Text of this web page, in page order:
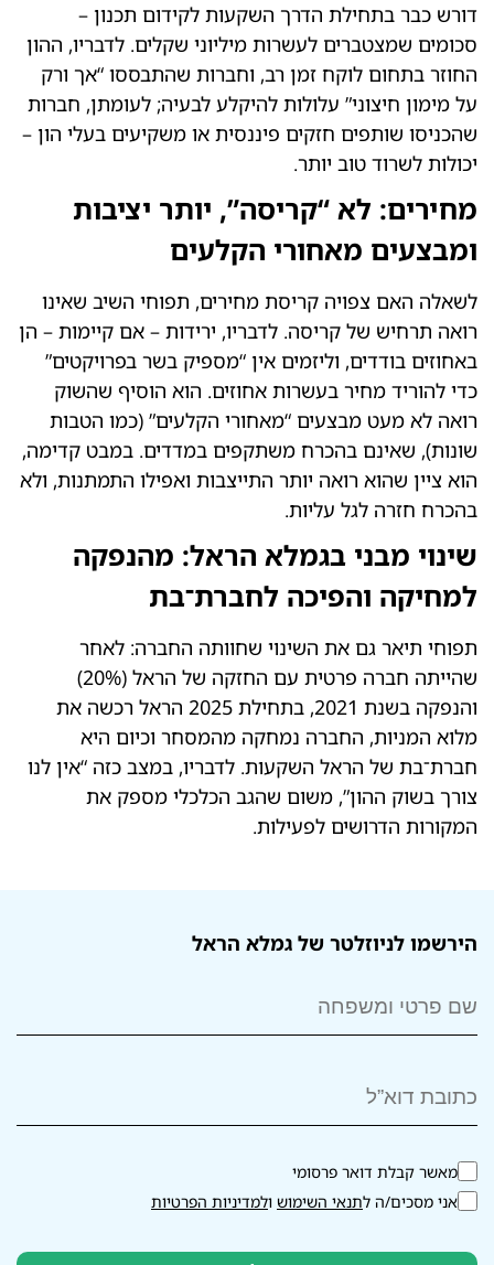
דורש כבר בתחילת הדרך השקעות לקידום תכנון –
סכומים שמצטברים לעשרות מיליוני שקלים. לדבריו, ההון
החוזר בתחום לוקח זמן רב, וחברות שהתבססו “אך ורק
על מימון חיצוני” עלולות להיקלע לבעיה; לעומתן, חברות
שהכניסו שותפים חזקים פיננסית או משקיעים בעלי הון –
יכולות לשרוד טוב יותר.
מחירים: לא “קריסה”, יותר יציבות
ומבצעים מאחורי הקלעים
לשאלה האם צפויה קריסת מחירים, תפוחי השיב שאינו
רואה תרחיש של קריסה. לדבריו, ירידות – אם קיימות – הן
באחוזים בודדים, וליזמים אין “מספיק בשר בפרויקטים”
כדי להוריד מחיר בעשרות אחוזים. הוא הוסיף שהשוק
רואה לא מעט מבצעים “מאחורי הקלעים” (כמו הטבות
שונות), שאינם בהכרח משתקפים במדדים. במבט קדימה,
הוא ציין שהוא רואה יותר התייצבות ואפילו התמתנות, ולא
בהכרח חזרה לגל עליות.
שינוי מבני בגמלא הראל: מהנפקה
למחיקה והפיכה לחברת־בת
תפוחי תיאר גם את השינוי שחוותה החברה: לאחר
שהייתה חברה פרטית עם החזקה של הראל (20%)
והנפקה בשנת 2021, בתחילת 2025 הראל רכשה את
מלוא המניות, החברה נמחקה מהמסחר וכיום היא
חברת־בת של הראל השקעות. לדבריו, במצב כזה “אין לנו
צורך בשוק ההון”, משום שהגב הכלכלי מספק את
המקורות הדרושים לפעילות.
הירשמו לניוזלטר של גמלא הראל
מאשר קבלת דואר פרסומי
אני מסכים/ה לתנאי השימוש ולמדיניות הפרטיות